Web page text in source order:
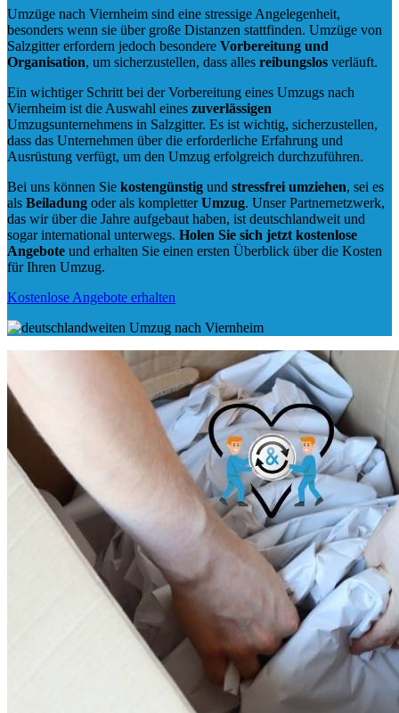
Umzüge nach Viernheim sind eine stressige Angelegenheit,
besonders wenn sie über große Distanzen stattfinden. Umzüge von
Salzgitter erfordern jedoch besondere Vorbereitung und
Organisation, um sicherzustellen, dass alles reibungslos verläuft.
Ein wichtiger Schritt bei der Vorbereitung eines Umzugs nach
Viernheim ist die Auswahl eines zuverlässigen
Umzugsunternehmens in Salzgitter. Es ist wichtig, sicherzustellen,
dass das Unternehmen über die erforderliche Erfahrung und
Ausrüstung verfügt, um den Umzug erfolgreich durchzuführen.
Bei uns können Sie kostengünstig und stressfrei umziehen, sei es
als Beiladung oder als kompletterUmzug. Unser Partnernetzwerk,
das wir über die Jahre aufgebaut haben, ist deutschlandweit und
sogar international unterwegs. Holen Sie sich jetzt kostenlose
Angebote und erhalten Sie einen ersten Überblick über die Kosten
für Ihren Umzug.
Kostenlose Angebote erhalten